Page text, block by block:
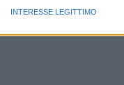
INTERESSE LEGITTIMO